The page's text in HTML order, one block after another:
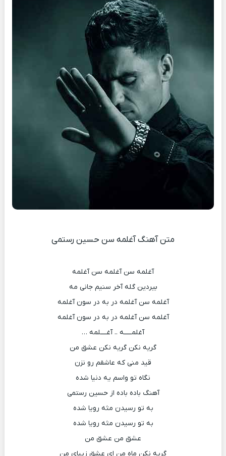
متن آهنگ آغلمه سن حسین رستمی
آغلمه سن آغلمه سن آغلمه
بیردین گله آخر سنیم جانی مه
آغلمه سن آغلمه در به در سون آغلمه
آغلمه سن آغلمه در به در سون آغلمه
آغلمـــــه .. آغــــلمه …
گریه نکن گریه نکن عشق من
قید منی که عاشقم رو نزن
نگاه تو واسم یه دنیا شده
آهنگ باده باده از حسین رستمی
به تو رسیدن مثه رویا شده
به تو رسیدن مثه رویا شده
عشق من عشق من
گریه نکن ماه من ای عشق زیبای من